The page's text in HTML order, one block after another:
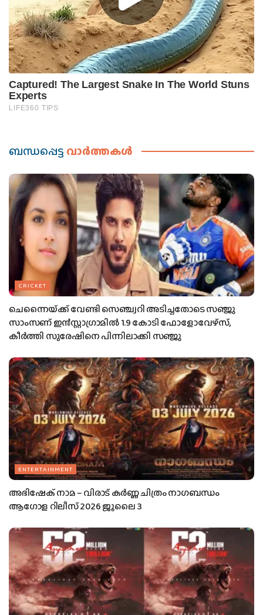
ബന്ധപ്പെട്ട വാര്‍ത്തകള്‍
CRICKET
ചെന്നൈയ്‌ക്ക് വേണ്ടി സെഞ്ച്വറി അടിച്ചതോടെ സഞ്ജു
സാംസണ് ഇന്‍സ്റ്റാഗ്രാമില്‍ 1.9 കോടി ഫോളോവേഴ്സ്,
കീര്‍ത്തി സുരേഷിനെ പിന്നിലാക്കി സഞ്ജു
ENTERTAINMENT
അഭിഷേക് നാമ – വിരാട് കർണ്ണ ചിത്രം നാഗബന്ധം
ആഗോള റിലീസ് 2026 ജൂലൈ 3